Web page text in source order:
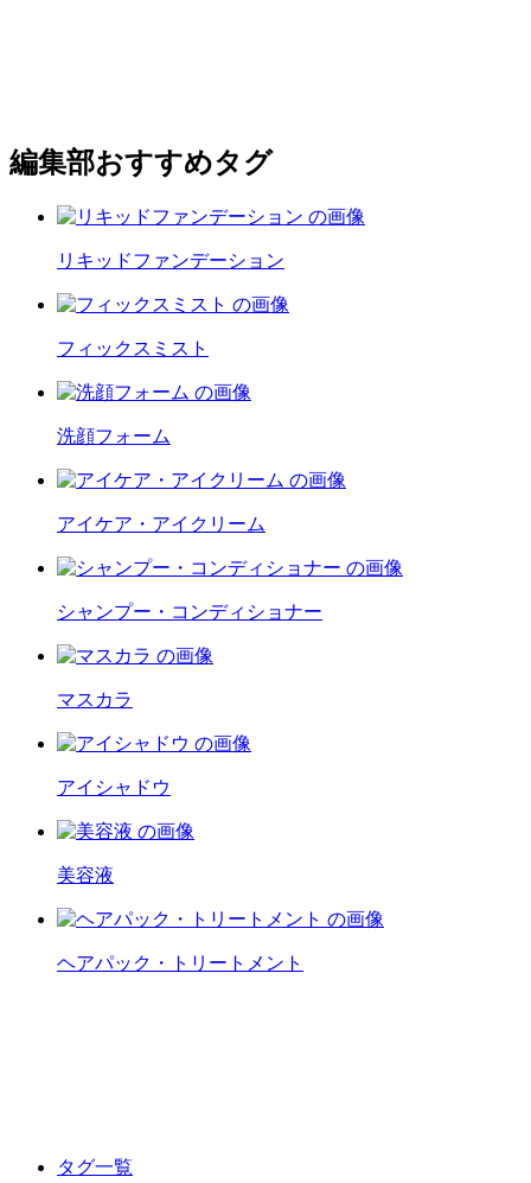
編集部おすすめタグ
リキッドファンデーション
フィックスミスト
洗顔フォーム
アイケア・アイクリーム
シャンプー・コンディショナー
マスカラ
アイシャドウ
美容液
ヘアパック・トリートメント
タグ一覧